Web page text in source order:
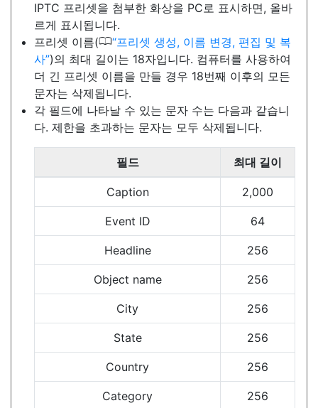
IPTC 프리셋을 첨부한 화상을 PC로 표시하면, 올바
르게 표시됩니다.
프리셋 이름(0 프리셋 생성, 이름 변경, 편집 및 복
사 )의 최대 길이는 18자입니다. 컴퓨터를 사용하여
더 긴 프리셋 이름을 만들 경우 18번째 이후의 모든
문자는 삭제됩니다.
각 필드에 나타날 수 있는 문자 수는 다음과 같습니
다. 제한을 초과하는 문자는 모두 삭제됩니다.
필드 최대 길이
Caption 2,000
Event ID 64
Headline 256
Object name 256
City 256
State 256
Country 256
Category 256